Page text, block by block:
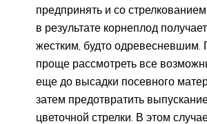
предпринять и со
в результате корнеплод
жестким, будто одревесневшим.
проще рассмотреть все
еще до высадки посевного
затем предотвратить
цветочной стрелки. В этом